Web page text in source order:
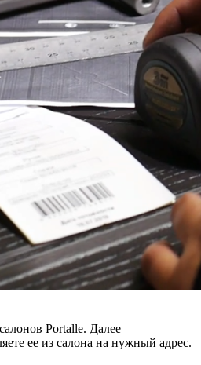
Portalle. Далее
ее из салона на нужный адрес.